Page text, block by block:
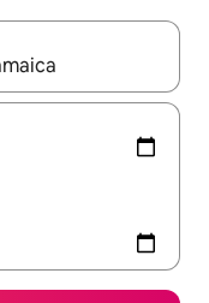
ih pregledati